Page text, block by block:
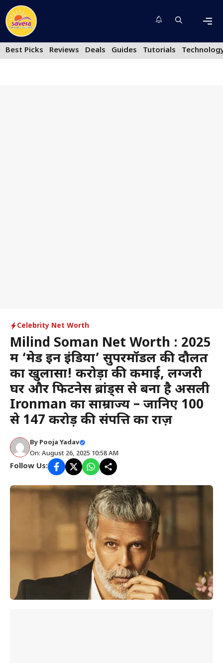
Skip
to
content
Best Picks
Reviews Deals Guides Tutorials
Celebrity Net Worth
Milind Soman Net Worth : 2025
में ‘मेड इन इंडिया’ सुपरमॉडल की दौलत
का खुलासा! करोड़ों की कमाई, लग्जरी
घर और फिटनेस ब्रांड्स से बना है असली
Ironman का साम्राज्य – जानिए 100
से 147 करोड़ की संपत्ति का राज़
By Pooja Yadav
On: August 26, 2025 10:58 AM
Follow Us: